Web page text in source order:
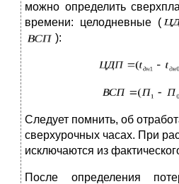
можно определить
времени: целодневные (
):
Следует помнить, об
сверхурочных часах. При
исключаются из
После определения